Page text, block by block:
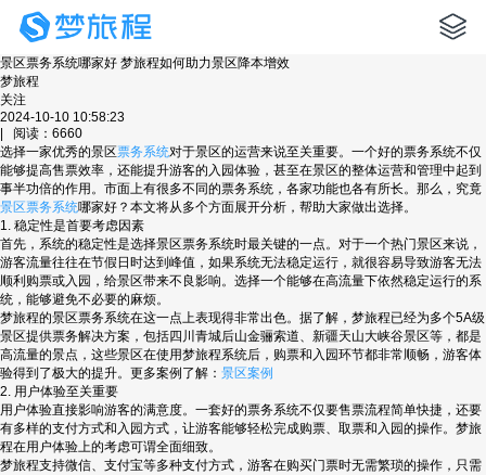
景区票务系统哪家好 梦旅程如何助力景区降本增效
梦旅程
关注
2024-10-10 10:58:23
| 阅读：6660
选择一家优秀的景区票务系统对于景区的运营来说至关重要。一个好的票务系统不仅
能够提高售票效率，还能提升游客的入园体验，甚至在景区的整体运营和管理中起到
事半功倍的作用。市面上有很多不同的票务系统，各家功能也各有所长。那么，究竟
景区票务系统哪家好？本文将从多个方面展开分析，帮助大家做出选择。
1. 稳定性是首要考虑因素
首先，系统的稳定性是选择景区票务系统时最关键的一点。对于一个热门景区来说，
游客流量往往在节假日时达到峰值，如果系统无法稳定运行，就很容易导致游客无法
顺利购票或入园，给景区带来不良影响。选择一个能够在高流量下依然稳定运行的系
统，能够避免不必要的麻烦。
梦旅程的景区票务系统在这一点上表现得非常出色。据了解，梦旅程已经为多个5A级
景区提供票务解决方案，包括四川青城后山金骊索道、新疆天山大峡谷景区等，都是
高流量的景点，这些景区在使用梦旅程系统后，购票和入园环节都非常顺畅，游客体
验得到了极大的提升。更多案例了解： 景区案例
2. 用户体验至关重要
用户体验直接影响游客的满意度。一套好的票务系统不仅要售票流程简单快捷，还要
有多样的支付方式和入园方式，让游客能够轻松完成购票、取票和入园的操作。梦旅
程在用户体验上的考虑可谓全面细致。
梦旅程支持微信、支付宝等多种支付方式，游客在购买门票时无需繁琐的操作，只需